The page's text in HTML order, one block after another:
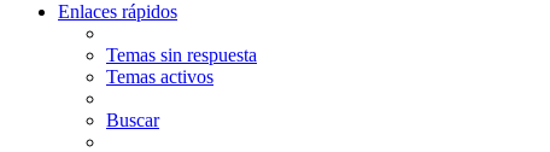
Enlaces rápidos
Temas sin respuesta
Temas activos
Buscar